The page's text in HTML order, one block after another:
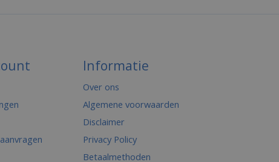
Informatie
Over ons
Algemene voorwaarden
Disclaimer
Privacy Policy
Betaalmethoden